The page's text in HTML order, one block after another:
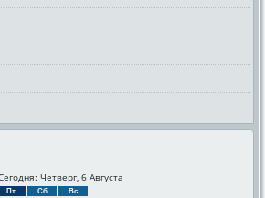
Четверг, 6 Августа
Пт Сб Вс